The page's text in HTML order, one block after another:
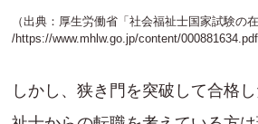
（出典：厚生労働省「社会福祉士国家試験の
/https://www.mhlw.go.jp/content/000881634.pdf
しかし、狭き門を突破して合格